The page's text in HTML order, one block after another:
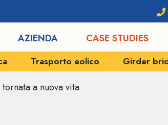
AZIENDA CASE STUDIES
Girder bridge system
a nuova vita